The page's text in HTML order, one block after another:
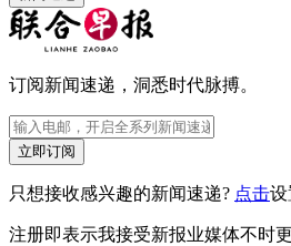
订阅新闻速递，洞悉时代脉搏。
立即订阅
只想接收感兴趣的新闻速递? 点击设
注册即表示我接受新报业媒体不时